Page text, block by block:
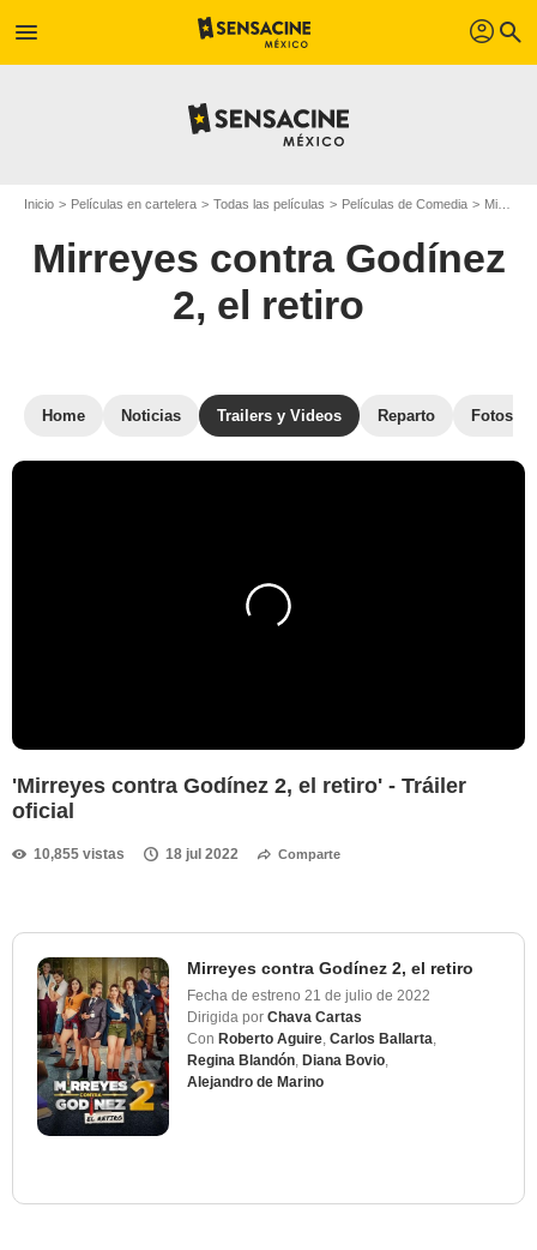
menu profil search
Inicio Películas en cartelera Todas las películas Películas de Comedia Mirreyes contra Godínez 2, el retiro
Mirreyes contra Godínez
2, el retiro
Home Noticias Trailers y Videos Reparto Fotos
'Mirreyes contra Godínez 2, el retiro' - Tráiler
oficial
10,855 vistas 18 jul 2022 Comparte
Mirreyes contra Godínez 2, el retiro
Fecha de estreno 21 de julio de 2022
Dirigida por Chava Cartas
Con Roberto Aguire Carlos Ballarta
Regina Blandón Diana Bovio
Alejandro de Marino